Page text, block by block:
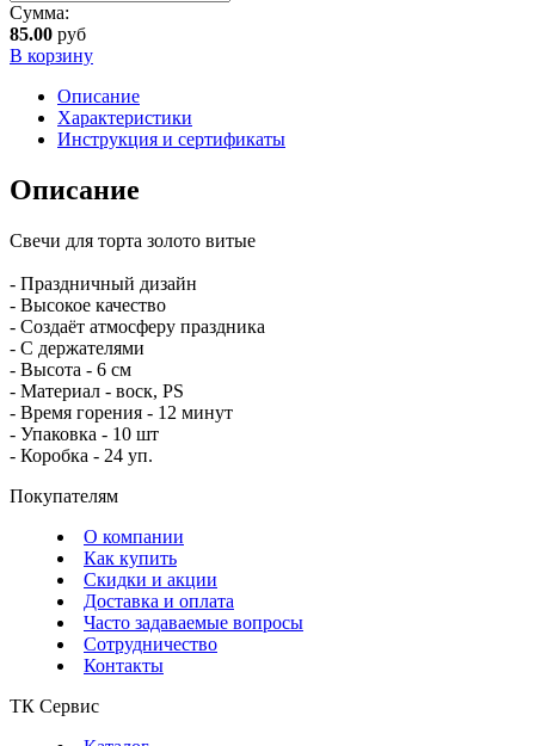
Сумма:
85.00 руб
В корзину
Описание
Характеристики
Инструкция и сертификаты
Описание
Свечи для торта золото витые
- Праздничный дизайн
- Высокое качество
- Создаёт атмосферу праздника
- С держателями
- Высота - 6 см
- Материал - воск, PS
- Время горения - 12 минут
- Упаковка - 10 шт
- Коробка - 24 уп.
Покупателям
О компании
Как купить
Скидки и акции
Доставка и оплата
Часто задаваемые вопросы
Сотрудничество
Контакты
ТК Сервис